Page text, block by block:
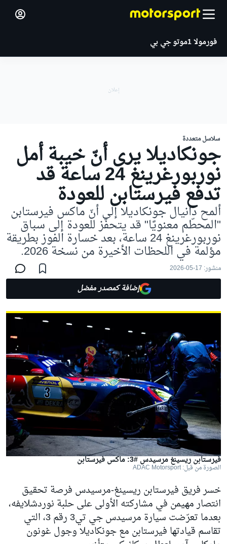
فورمولا 1 موتو جي بي
سلاسل متعددة
جونكاديلا يرى أنّ خيبة أمل
نوربورغرينغ 24 ساعة قد
تدفع فيرستابن للعودة
ألمح دانيال جونكاديلا إلى أنّ ماكس فيرستابن
"المحطّم معنويًا" قد يتحفّز للعودة إلى سباق
نوربورغرينغ 24 ساعة، بعد خسارة الفوز بطريقة
مؤلمة في اللحظات الأخيرة من نسخة 2026.
منشور: 17-05-2026
إضافة كمصدر مفضل
فيرستابن ريسينغ مرسيدس #3: ماكس فيرستابن
الصورة من قبل: ADAC Motorsport
خسر فريق فيرستابن ريسينغ-مرسيدس فرصة تحقيق
انتصار مهيمن في مشاركته الأولى على حلبة نوردشلايفه،
بعدما تعرّضت سيارة مرسيدس جي تي3 رقم 3، التي
تقاسم قيادتها فيرستابن مع جونكاديلا وجول غونون